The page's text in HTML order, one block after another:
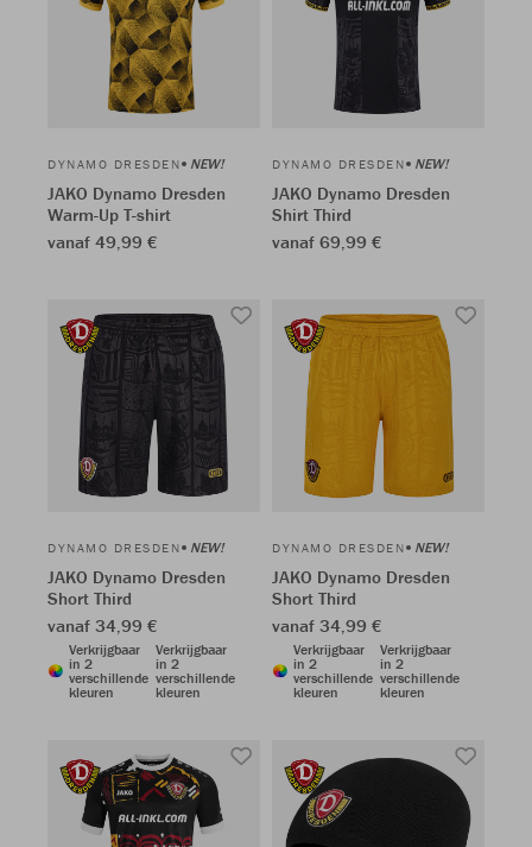
DYNAMO DRESDEN NEW!
JAKO Dynamo Dresden
Warm-Up T-shirt
vanaf 49,99 €
DYNAMO DRESDEN NEW!
JAKO Dynamo Dresden
Shirt Third
vanaf 69,99 €
DYNAMO DRESDEN NEW!
JAKO Dynamo Dresden
Short Third
vanaf 34,99 €
Verkrijgbaar
in 2
verschillende
kleuren
Verkrijgbaar
in 2
verschillende
kleuren
DYNAMO DRESDEN NEW!
JAKO Dynamo Dresden
Short Third
vanaf 34,99 €
Verkrijgbaar
in 2
verschillende
kleuren
Verkrijgbaar
in 2
verschillende
kleuren